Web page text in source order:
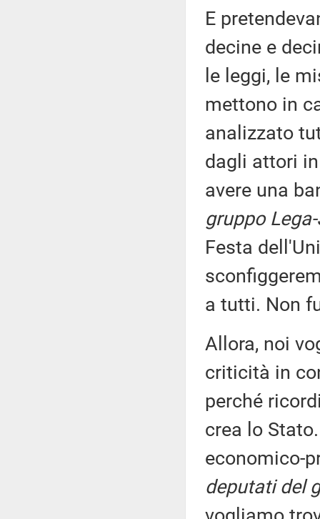
E
decine e
le leggi, le
mettono in
analizzato
dagli attori
avere una
gruppo
Festa
a tutti. Non
Allora, noi
criticità in
perché
crea lo
economico-
deputati del